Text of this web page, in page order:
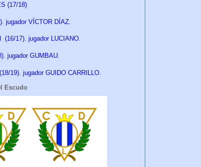
(17/18)
jugador VÍCTOR DÍAZ.
(16/17). jugador LUCIANO.
jugador GUMBAU.
(18/19). jugador GUIDO CARRILLO.
Escudo